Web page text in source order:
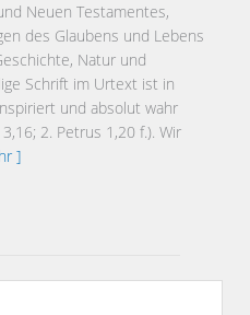
Neuen Testamentes,
des Glaubens und Lebens
Natur und
Schrift im Urtext ist in
und absolut wahr
2. Petrus 1,20 f.). Wir
]